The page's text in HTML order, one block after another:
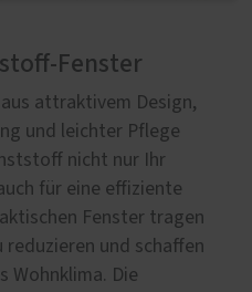
Fenster
attraktivem Design,
und leichter Pflege
nicht nur Ihr
für eine effiziente
Fenster tragen
reduzieren und schaffen
Wohnklima. Die